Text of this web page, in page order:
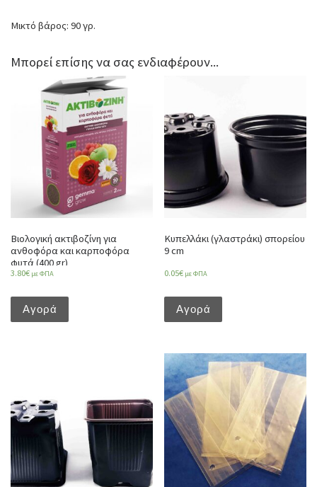
Μικτό βάρος: 90 γρ.
Μπορεί επίσης να σας ενδιαφέρουν...
Βιολογική ακτιβοζίνη για
ανθοφόρα και καρποφόρα
φυτά (400 gr)
3.80€ με ΦΠΑ
Αγορά
Κυπελλάκι (γλαστράκι) σπορείου
9 cm
0.05€ με ΦΠΑ
Αγορά